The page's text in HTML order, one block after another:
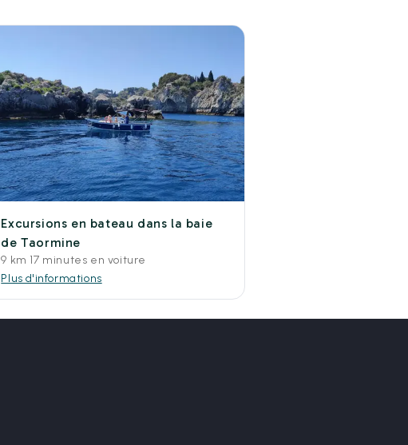
Excursions en bateau dans la baie
de Taormine
9 km 17 minutes en voiture
Plus d'informations